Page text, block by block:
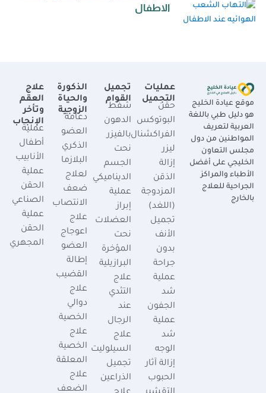
الاطفال
موقع عيادة الخليج
هو دليل طبي باللغة
العربية لتعريف
المواطنين من دول
مجلس التعاون
الخليجي على أفضل
الأطباء والمراكز
الجراحية للعلاج
بالخارج
عمليات
التجميل
حقن
البوتوكس
الفراكشنال
ليزر
إزالة
الذقن
المزدوجة
(اللغد)
تجميل
الأنف
بدون
جراحة
عملية
شد
الجفون
عملية
شد
الوجه
إزالة آثار
الحبوب
تجميل
القوام
شفط
الدهون
بالفيزر
نحت
الجسم
الديناميكي
عملية
إبراز
العضلات
نحت
المؤخرة
البرازيلية
علاج
التثدي
عند
الرجال
علاج
السيلوليت
تجميل
الذراعين
الذكورة
والحياة
الزوجية
دعامة
العضو
الذكري
البلازما
لعلاج
ضعف
الانتصاب
علاج
اعوجاج
العضو
إطالة
القضيب
علاج
دوالي
الخصية
علاج
الخصية
المعلقة
علاج
الضعف
علاج
العقم
وتأخر
الإنجاب
عملية
أطفال
الأنابيب
عملية
الحقن
الصناعي
عملية
الحقن
المجهري